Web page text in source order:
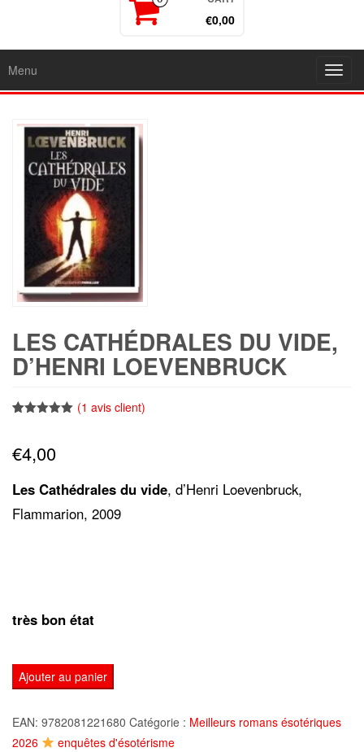
€0,00
Menu
LES CATHÉDRALES DU VIDE,
D’HENRI LOEVENBRUCK
basé sur
notation
(1 avis client)
€4,00
Les Cathédrales du vide, d’Henri Loevenbruck,
Flammarion, 2009
très bon état
quantité
de
Les
Cathédrales
Ajouter au panier
EAN: 9782081221680 Catégorie : Meilleurs romans ésotériques
2026
enquêtes d'ésotérisme